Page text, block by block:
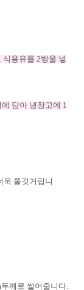
용유를 2방울 넣
에 담아 냉장고에 1
쫄깃거립니
께로 썰어줍니다.